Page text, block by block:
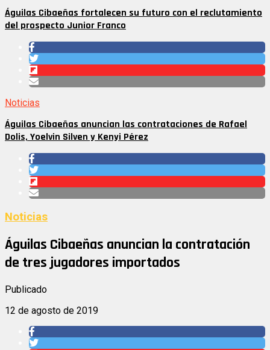
Águilas Cibaeñas fortalecen su futuro con el reclutamiento
del prospecto Junior Franco
Noticias
Águilas Cibaeñas anuncian las contrataciones de Rafael
Dolis, Yoelvin Silven y Kenyi Pérez
Noticias
Águilas Cibaeñas anuncian la contratación
de tres jugadores importados
Publicado
12 de agosto de 2019